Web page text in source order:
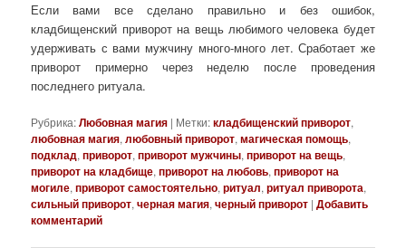
Если вами все сделано правильно и без ошибок,
кладбищенский приворот на вещь любимого человека будет
удерживать с вами мужчину много-много лет. Сработает же
приворот примерно через неделю после проведения
последнего ритуала.
Рубрика:Любовная магия | Метки:кладбищенский приворот,
любовная магия,любовный приворот,магическая помощь,
подклад,приворот,приворот мужчины,приворот на вещь,
приворот на кладбище,приворот на любовь,приворот на
могиле,приворот самостоятельно,ритуал,ритуал приворота,
сильный приворот,черная магия,черный приворот |Добавить
комментарий